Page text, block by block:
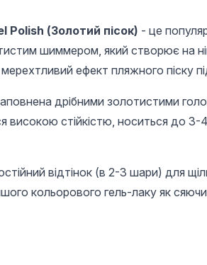
Polish (Золотий пісок) - це
шиммером, який створює на
ефект пляжного піску
дрібними золотистими
високою стійкістю, носиться до 3-
відтінок (в 2-3 шари) для
кольорового гель-лаку як